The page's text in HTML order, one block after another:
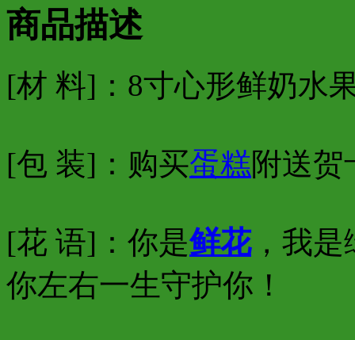
商品描述
[材 料]：8寸心形鲜奶水
[包 装]：购买蛋糕附送
[花 语]：你是鲜花，我是
你左右一生守护你！